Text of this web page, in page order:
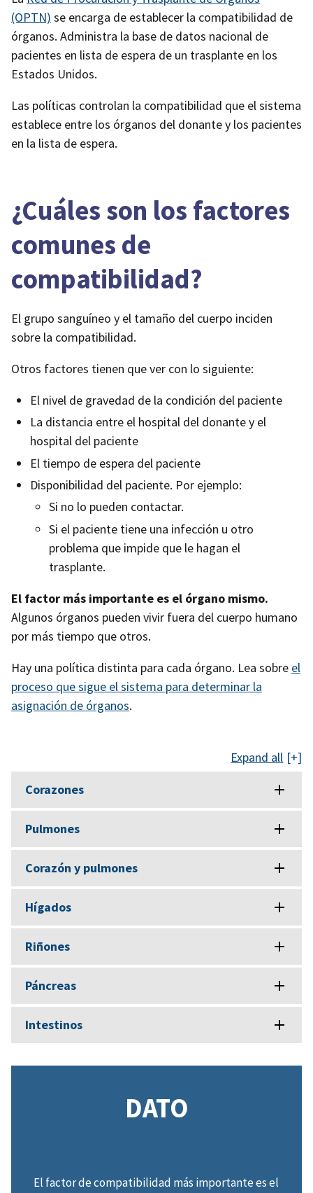
(OPTN) se encarga de establecer la compatibilidad de
órganos. Administra la base de datos nacional de
pacientes en lista de espera de un trasplante en los
Estados Unidos.
Las políticas controlan la compatibilidad que el sistema
establece entre los órganos del donante y los pacientes
en la lista de espera.
¿Cuáles son los factores
comunes de
compatibilidad?
El grupo sanguíneo y el tamaño del cuerpo inciden
sobre la compatibilidad.
Otros factores tienen que ver con lo siguiente:
El nivel de gravedad de la condición del paciente
La distancia entre el hospital del donante y el
hospital del paciente
El tiempo de espera del paciente
Disponibilidad del paciente. Por ejemplo:
Si no lo pueden contactar.
Si el paciente tiene una infección u otro
problema que impide que le hagan el
trasplante.
El factor más importante es el órgano mismo.
Algunos órganos pueden vivir fuera del cuerpo humano
por más tiempo que otros.
Hay una política distinta para cada órgano. Lea sobre el
proceso que sigue el sistema para determinar la
asignación de órganos.
Expand all
Corazones
Pulmones
Corazón y pulmones
Hígados
Riñones
Páncreas
Intestinos
DATO
El factor de compatibilidad más importante es el